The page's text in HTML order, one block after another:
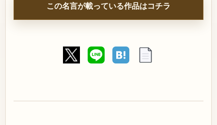
この名言が載っている作品はコチラ